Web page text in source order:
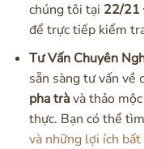
chúng tôi tại 22/21
để trực tiếp kiểm
Tư Vấn Chuyên
sẵn sàng tư vấn về
pha tràvà thảo
thực. Bạn có thể
và những lợi ích bất